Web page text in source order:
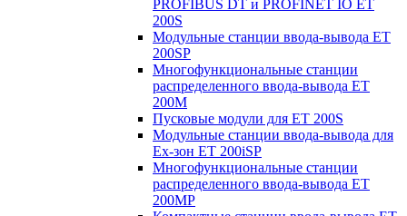
PROFIBUS DT и PROFINET IO ET
200S
Модульные станции ввода-вывода ET
200SP
Многофункциональные станции
распределенного ввода-вывода ET
200M
Пусковые модули для ET 200S
Модульные станции ввода-вывода для
Ex-зон ET 200iSP
Многофункциональные станции
распределенного ввода-вывода ET
200MP